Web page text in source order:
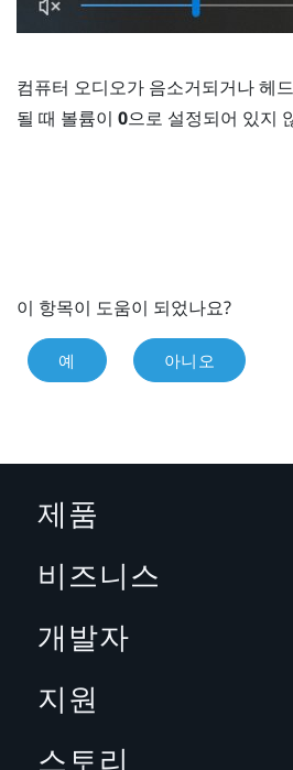
컴퓨터 오디오가 음소거되거나 헤
될 때 볼륨이 0으로 설정되어 있지
이 항목이 도움이 되었나요?
예 아니오
제품
비즈니스
개발자
지원
스토리